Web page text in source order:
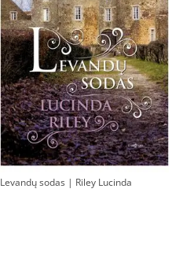
Levandų sodas | Riley Lucinda